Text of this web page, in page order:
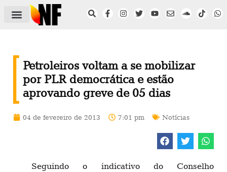
Petroleiros voltam a se mobilizar
por PLR democrática e estão
aprovando greve de 05 dias
04 de fevereiro de 2013 7:01 pm Notícias
Seguindo o indicativo do Conselho